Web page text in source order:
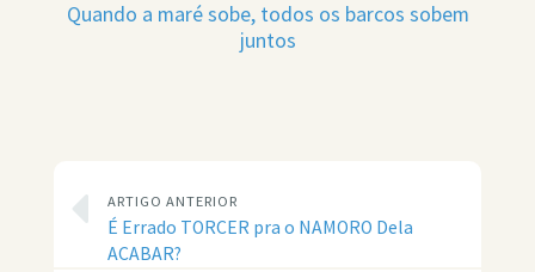
Quando a maré sobe, todos os barcos sobem
juntos
ARTIGO ANTERIOR
É Errado TORCER pra o NAMORO Dela
ACABAR?